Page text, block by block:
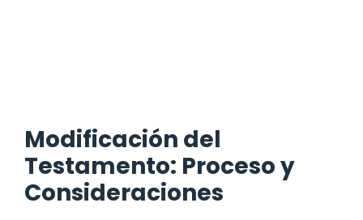
Modificación del
Testamento: Proceso y
Consideraciones